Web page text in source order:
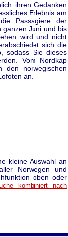
ihren Gedanken
Erlebnis am
Passagiere der
ganzen Juni und bis
wird und nicht
sich die
sodass Sie dieses
Vom Nordkap
norwegischen
an.
kleine Auswahl an
Norwegen und
oben oder
kombiniert nach